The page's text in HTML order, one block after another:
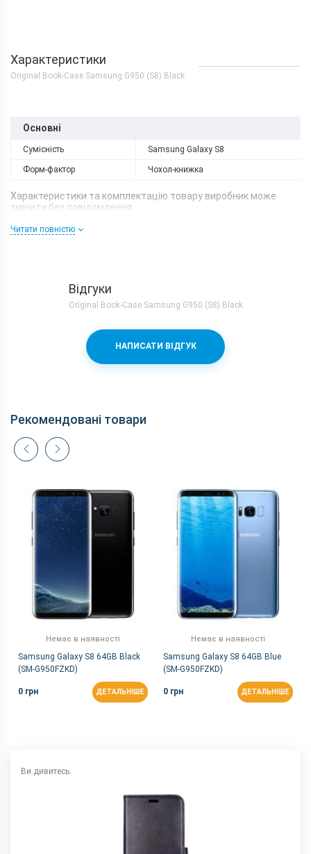
Характеристики
Original Book-Case Samsung G950 (S8) Black
Основні
Сумісність Samsung Galaxy S8
Форм-фактор Чохол-книжка
Характеристики та комплектацію товару виробник може
змінити без повідомлення.
Читати повністю
Відгуки
Original Book-Case Samsung G950 (S8) Black
НАПИСАТИ ВІДГУК
Рекомендовані товари
Немає в наявності
Samsung Galaxy S8 64GB Black
(SM-G950FZKD)
0 грн ДЕТАЛЬНІШЕ
Немає в наявності
Samsung Galaxy S8 64GB Blue
(SM-G950FZKD)
0 грн ДЕТАЛЬНІШЕ
Ви дивитесь: